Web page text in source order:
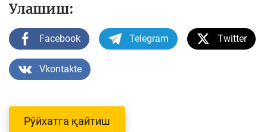
Улашиш:
Facebook Telegram Twitter
Vkontakte
Рўйхатга қайтиш